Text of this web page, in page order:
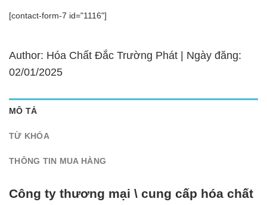
[contact-form-7 id="1116"]
Author: Hóa Chất Đắc Trường Phát | Ngày đăng:
02/01/2025
MÔ TẢ
TỪ KHÓA
THÔNG TIN MUA HÀNG
Công ty thương mại \ cung cấp hóa chất